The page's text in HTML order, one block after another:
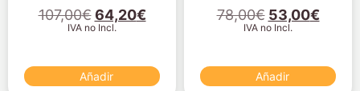
107,00€ 64,20€
IVA no Incl.
Añadir
78,00€ 53,00€
IVA no Incl.
Añadir